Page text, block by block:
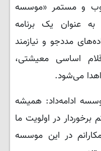
و مستمر «موسسه
به عنوان یک برنامه
مددجو و نیازمند
اساسی معیشتی،
می‌شود.
ادامه‌داد: همیشه
در اولویت ما
در این موسسه